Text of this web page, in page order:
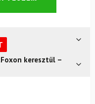
keresztül –
– a terméket
indoklás nélkül.